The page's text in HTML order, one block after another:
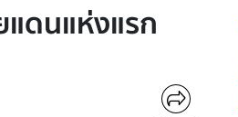
แดนแห่งแรก